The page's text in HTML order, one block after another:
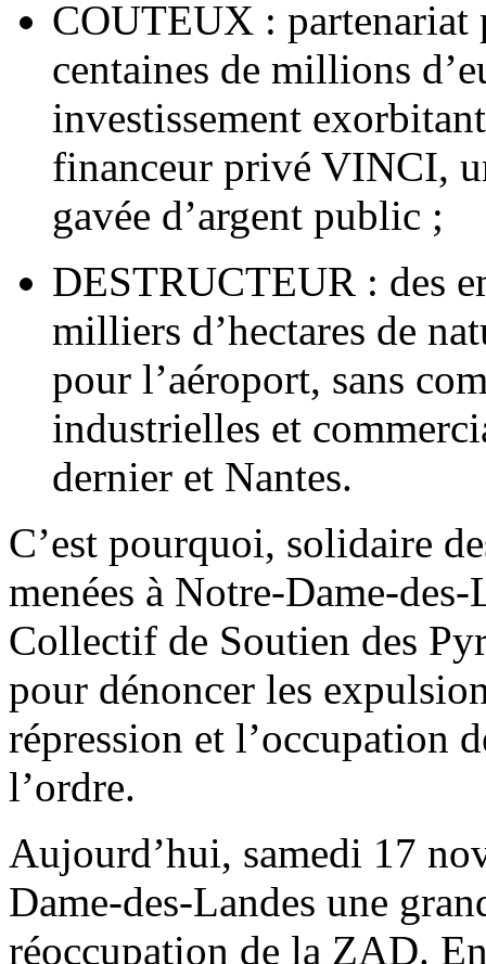
COUTEUX :
centaines de millions
investissement
financeur privé VINCI,
gavée d’argent public ;
DESTRUCTEUR : des
milliers d’hectares de
pour l’aéroport, sans
industrielles et
dernier et Nantes.
C’est pourquoi, solidaire
menées à Notre-Dame-
Collectif de Soutien des
pour dénoncer les
répression et l’occupation
l’ordre.
Aujourd’hui, samedi 17
Dame-des-Landes une
réoccupation de la ZAD.